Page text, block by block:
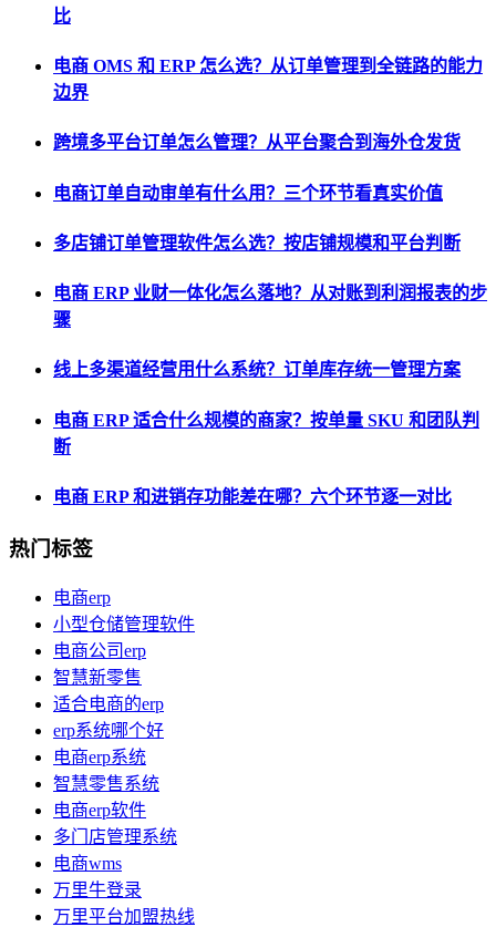
比
电商 OMS 和 ERP 怎么选？从订单管理到全链路的能力
边界
跨境多平台订单怎么管理？从平台聚合到海外仓发货
电商订单自动审单有什么用？三个环节看真实价值
多店铺订单管理软件怎么选？按店铺规模和平台判断
电商 ERP 业财一体化怎么落地？从对账到利润报表的步
骤
线上多渠道经营用什么系统？订单库存统一管理方案
电商 ERP 适合什么规模的商家？按单量 SKU 和团队判
断
电商 ERP 和进销存功能差在哪？六个环节逐一对比
热门标签
电商erp
小型仓储管理软件
电商公司erp
智慧新零售
适合电商的erp
erp系统哪个好
电商erp系统
智慧零售系统
电商erp软件
多门店管理系统
电商wms
万里牛登录
万里平台加盟热线